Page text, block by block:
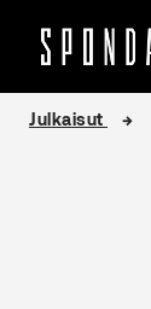
sisältöön
Julkaisut